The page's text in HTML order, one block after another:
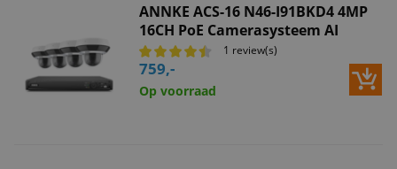
ANNKE ACS-16 N46-I91BKD4 4MP
16CH PoE Camerasysteem AI
1 review(s)
759,-
Op voorraad